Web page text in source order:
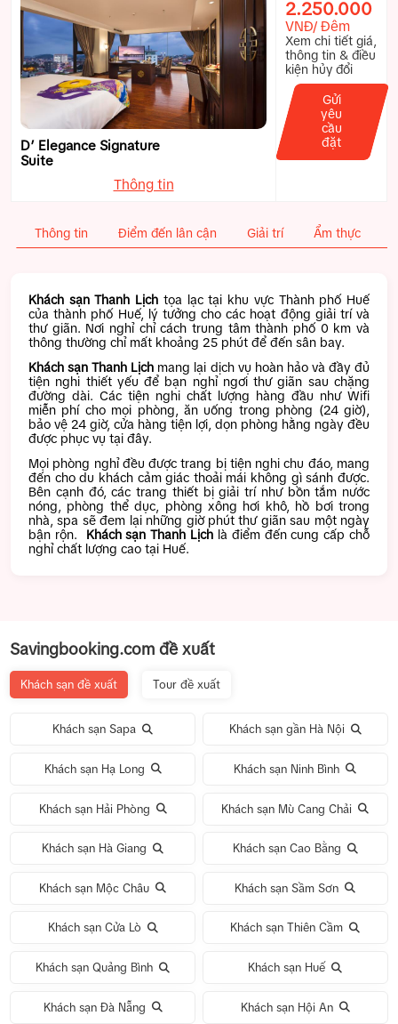
D’ Elegance Signature
Suite
Thông tin
2.250.000
VNĐ/ Đêm
Xem chi tiết giá,
thông tin & điều
kiện hủy đổi
Gửi
yêu
cầu
đặt
Thông tin Điểm đến lân cận Giải trí Ẩm thực
Khách sạn Thanh Lịch tọa lạc tại khu vực Thành phố Huế
của thành phố Huế, lý tưởng cho các hoạt động giải trí và
thư giãn. Nơi nghỉ chỉ cách trung tâm thành phố 0 km và
thông thường chỉ mất khoảng 25 phút để đến sân bay.
Khách sạn Thanh Lịch mang lại dịch vụ hoàn hảo và đầy đủ
tiện nghi thiết yếu để bạn nghỉ ngơi thư giãn sau chặng
đường dài. Các tiện nghi chất lượng hàng đầu như Wifi
miễn phí cho mọi phòng, ăn uống trong phòng (24 giờ),
bảo vệ 24 giờ, cửa hàng tiện lợi, dọn phòng hằng ngày đều
được phục vụ tại đây.
Mọi phòng nghỉ đều được trang bị tiện nghi chu đáo, mang
đến cho du khách cảm giác thoải mái không gì sánh được.
Bên cạnh đó, các trang thiết bị giải trí như bồn tắm nước
nóng, phòng thể dục, phòng xông hơi khô, hồ bơi trong
nhà, spa sẽ đem lại những giờ phút thư giãn sau một ngày
bận rộn.
Khách sạn Thanh Lịch là điểm đến cung cấp chỗ
nghỉ chất lượng cao tại Huế.
Savingbooking.com đề xuất
Khách sạn đề xuất Tour đề xuất
Khách sạn Sapa Khách sạn gần Hà Nội
Khách sạn Hạ Long Khách sạn Ninh Bình
Khách sạn Hải Phòng Khách sạn Mù Cang Chải
Khách sạn Hà Giang Khách sạn Cao Bằng
Khách sạn Mộc Châu Khách sạn Sầm Sơn
Khách sạn Cửa Lò Khách sạn Thiên Cầm
Khách sạn Quảng Bình Khách sạn Huế
Khách sạn Đà Nẵng Khách sạn Hội An